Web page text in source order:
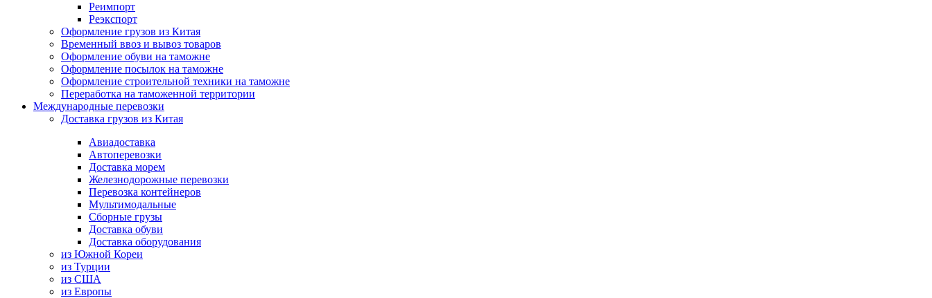
Реимпорт
Реэкспорт
Оформление грузов из Китая
Временный ввоз и вывоз товаров
Оформление обуви на таможне
Оформление посылок на таможне
Оформление строительной техники на таможне
Переработка на таможенной территории
Международные перевозки
Доставка грузов из Китая
Авиадоставка
Автоперевозки
Доставка морем
Железнодорожные перевозки
Перевозка контейнеров
Мультимодальные
Сборные грузы
Доставка обуви
Доставка оборудования
из Южной Кореи
из Турции
из США
из Европы